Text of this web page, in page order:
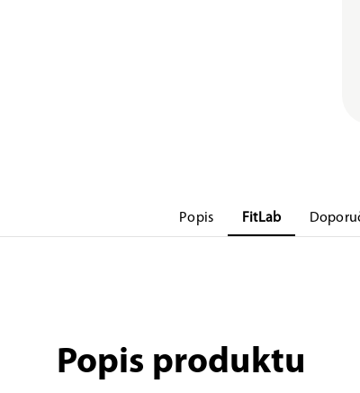
Popis FitLab
Popis produktu